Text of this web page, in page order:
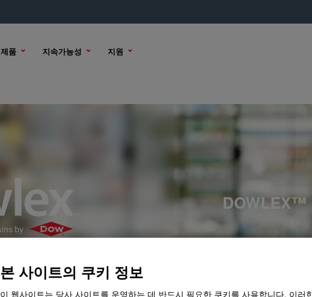
제품 지속가능성 지원
DOWLEX™
본 사이트의 쿠키 정보
이 웹사이트는 당사 사이트를 운영하는 데 반드시 필요한 쿠키를 사용합니다. 이러